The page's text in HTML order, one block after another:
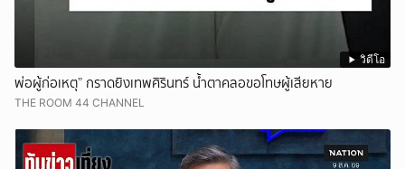
วิดีโอ
พ่อผู้ก่อเหตุ” กราดยิงเทพศิรินทร์ น้ำตาคลอขอโทษผู้เสียหาย
THE ROOM 44 CHANNEL